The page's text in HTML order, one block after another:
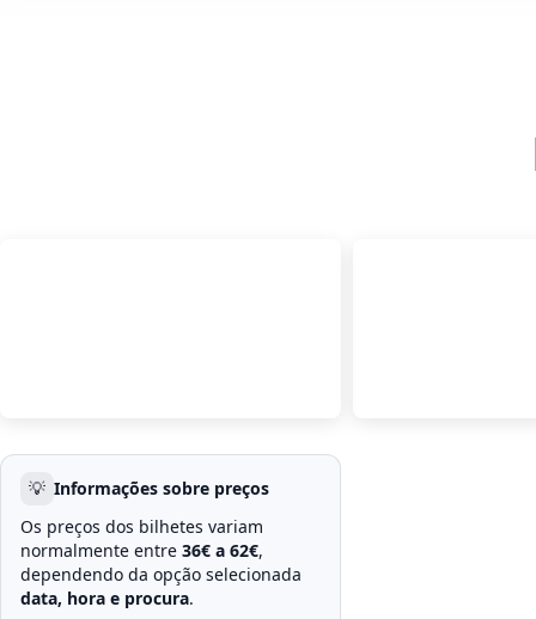
💡 Informações sobre preços
Os preços dos bilhetes variam
normalmente entre 36€ a 62€,
dependendo da opção selecionada
data, hora e procura.